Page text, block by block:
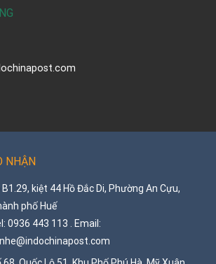
NHẬN
B1.29, kiệt 44 Hồ Đắc Di, Phường An Cựu,
phố Huế
0936 443 113 . Email: